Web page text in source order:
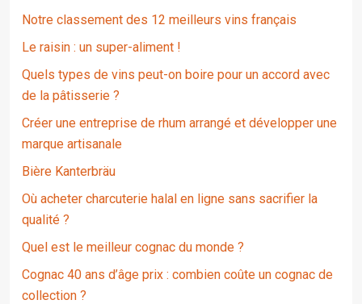
Notre classement des 12 meilleurs vins français
Le raisin : un super-aliment !
Quels types de vins peut-on boire pour un accord avec
de la pâtisserie ?
Créer une entreprise de rhum arrangé et développer une
marque artisanale
Bière Kanterbräu
Où acheter charcuterie halal en ligne sans sacrifier la
qualité ?
Quel est le meilleur cognac du monde ?
Cognac 40 ans d’âge prix : combien coûte un cognac de
collection ?